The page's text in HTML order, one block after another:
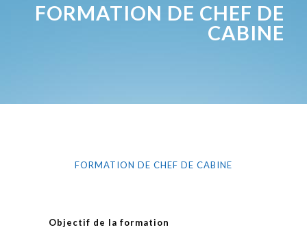
FORMATION DE CHEF DE
CABINE
FORMATION DE CHEF DE CABINE
Objectif de la formation